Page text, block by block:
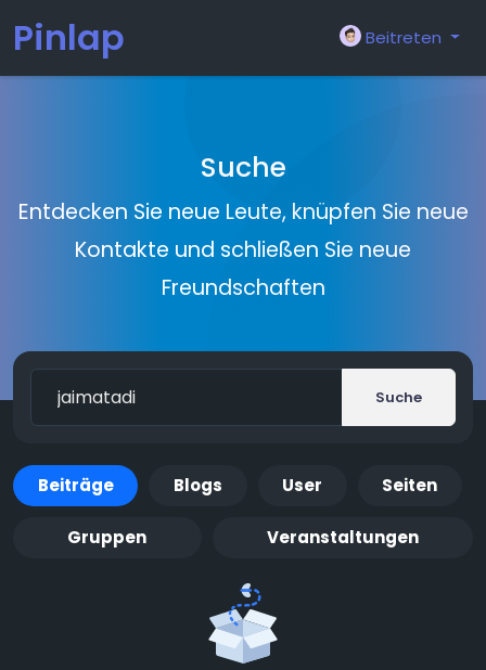
Pinlap Beitreten
Suche
Entdecken Sie neue Leute, knüpfen Sie neue
Kontakte und schließen Sie neue
Freundschaften
Suche
Beiträge Blogs User Seiten
Gruppen Veranstaltungen